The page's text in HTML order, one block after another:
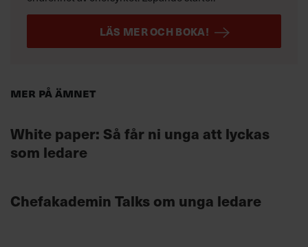
Mer på ämnet
White paper: Så får ni unga att lyckas
som ledare
Chefakademin Talks om unga ledare
LÄS MER OCH BOKA!